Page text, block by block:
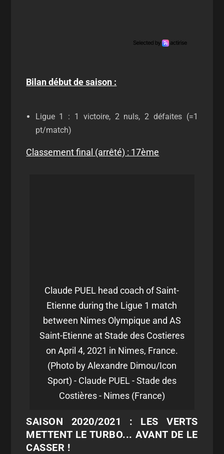
Bilan début de saison :
Ligue 1 : 1 victoire, 2 nuls, 2 défaites (=1
pt/match)
Classement final (arrêté) : 17ème
Claude PUEL head coach of Saint-
Etienne during the Ligue 1 match
between Nimes Olympique and AS
Saint-Etienne at Stade des Costieres
on April 4, 2021 in Nimes, France.
(Photo by Alexandre Dimou/Icon
Sport) - Claude PUEL - Stade des
Costières - Nimes (France)
SAISON 2020/2021 : LES VERTS
METTENT LE TURBO... AVANT DE LE
CASSER !